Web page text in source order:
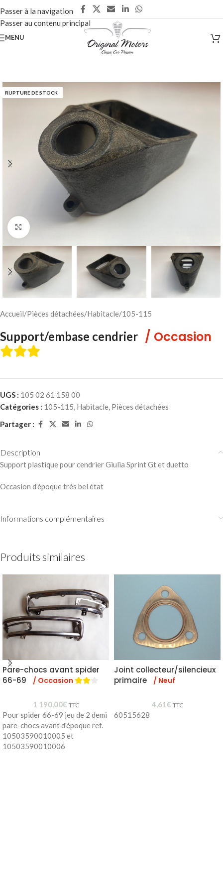
Passer à la navigation
Passer au contenu principal
MENU
RUPTURE DE STOCK
Cliquez pour agrandir
Accueil/Pièces détachées/Habitacle/105-115
Support/embase cendrier / Occasion
UGS : 105 02 61 158 00
Catégories : 105-115, Habitacle, Pièces détachées
Partager :
Description
Support plastique pour cendrier Giulia Sprint Gt et duetto
Occasion d’époque très bel état
Informations complémentaires
Produits similaires
Pare-chocs avant spider
66-69
/ Occasion
1 190,00€ TTC
Pour spider 66-69 jeu de 2 demi
pare-chocs avant d'époque ref.
10503590010005 et
10503590010006
Joint collecteur/silencieux
primaire
/ Neuf
4,61€ TTC
60515628